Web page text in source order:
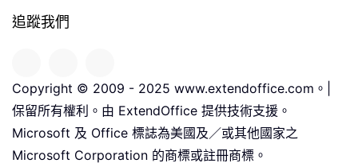
追蹤我們
Copyright © 2009 - 2025 www.extendoffice.com。|
保留所有權利。由 ExtendOffice 提供技術支援。
Microsoft 及 Office 標誌為美國及／或其他國家之
Microsoft Corporation 的商標或註冊商標。